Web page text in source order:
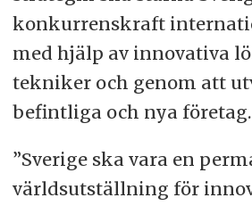
konkurrenskraft
med hjälp av innovativa
tekniker och genom att
befintliga och nya företag.
”Sverige ska vara en
världsutställning för